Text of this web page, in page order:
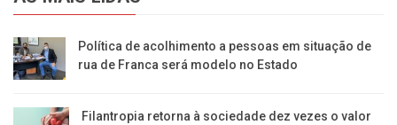
Política de acolhimento a pessoas em situação de
rua de Franca será modelo no Estado
Filantropia retorna à sociedade dez vezes o valor